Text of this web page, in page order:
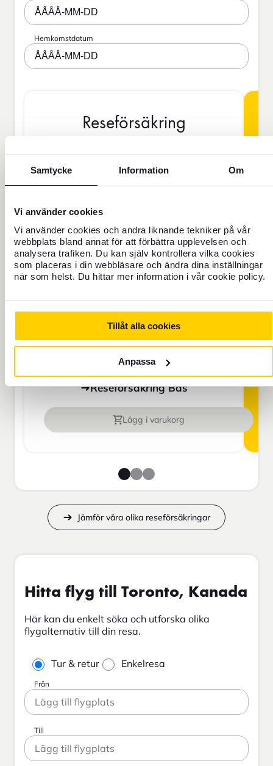
Samtycke Information Om
Vi använder cookies
Vi använder cookies och andra liknande tekniker på vår
webbplats bland annat för att förbättra upplevelsen och
analysera trafiken. Du kan själv kontrollera vilka cookies
som placeras i din webbläsare och ändra dina inställningar
när som helst. Du hittar mer information i vår cookie policy.
Tillåt alla cookies
Anpassa
ÅÅÅÅ-MM-DD
Hemkomstdatum
ÅÅÅÅ-MM-DD
Reseförsäkring
BAS
SEK
Priset gäller för 1 person
Res aldrig oförsäkrad
ska vara borta mer än 45 dagar.
Reseförsäkring Bas
Lägg i varukorg
Jämför våra olika reseförsäkringar
Hitta flyg till Toronto, Kanada
Här kan du enkelt söka och utforska olika
flygalternativ till din resa.
Tur & retur Enkelresa
Från
Till